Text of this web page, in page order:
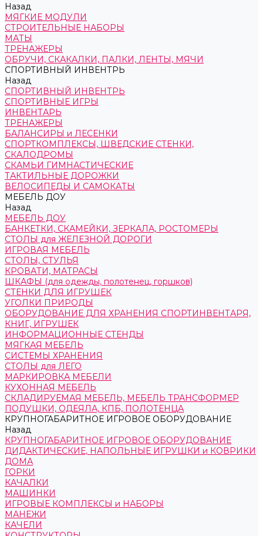
Назад
МЯГКИЕ МОДУЛИ
СТРОИТЕЛЬНЫЕ НАБОРЫ
МАТЫ
ТРЕНАЖЕРЫ
ОБРУЧИ, СКАКАЛКИ, ПАЛКИ, ЛЕНТЫ, МЯЧИ
СПОРТИВНЫЙ ИНВЕНТРЬ
Назад
СПОРТИВНЫЙ ИНВЕНТРЬ
СПОРТИВНЫЕ ИГРЫ
ИНВЕНТАРЬ
ТРЕНАЖЕРЫ
БАЛАНСИРЫ и ЛЕСЕНКИ
СПОРТКОМПЛЕКСЫ, ШВЕДСКИЕ СТЕНКИ,
СКАЛОДРОМЫ
СКАМЬИ ГИМНАСТИЧЕСКИЕ
ТАКТИЛЬНЫЕ ДОРОЖКИ
ВЕЛОСИПЕДЫ И САМОКАТЫ
МЕБЕЛЬ ДОУ
Назад
МЕБЕЛЬ ДОУ
БАНКЕТКИ, СКАМЕЙКИ, ЗЕРКАЛА, РОСТОМЕРЫ
СТОЛЫ для ЖЕЛЕЗНОЙ ДОРОГИ
ИГРОВАЯ МЕБЕЛЬ
СТОЛЫ, СТУЛЬЯ
КРОВАТИ, МАТРАСЫ
ШКАФЫ (для одежды, полотенец, горшков)
СТЕНКИ ДЛЯ ИГРУШЕК
УГОЛКИ ПРИРОДЫ
ОБОРУДОВАНИЕ ДЛЯ ХРАНЕНИЯ СПОРТИНВЕНТАРЯ,
КНИГ, ИГРУШЕК
ИНФОРМАЦИОННЫЕ СТЕНДЫ
МЯГКАЯ МЕБЕЛЬ
СИСТЕМЫ ХРАНЕНИЯ
СТОЛЫ для ЛЕГО
МАРКИРОВКА МЕБЕЛИ
КУХОННАЯ МЕБЕЛЬ
СКЛАДИРУЕМАЯ МЕБЕЛЬ, МЕБЕЛЬ ТРАНСФОРМЕР
ПОДУШКИ, ОДЕЯЛА, КПБ, ПОЛОТЕНЦА
КРУПНОГАБАРИТНОЕ ИГРОВОЕ ОБОРУДОВАНИЕ
Назад
КРУПНОГАБАРИТНОЕ ИГРОВОЕ ОБОРУДОВАНИЕ
ДИДАКТИЧЕСКИЕ, НАПОЛЬНЫЕ ИГРУШКИ и КОВРИКИ
ДОМА
ГОРКИ
КАЧАЛКИ
МАШИНКИ
ИГРОВЫЕ КОМПЛЕКСЫ и НАБОРЫ
МАНЕЖИ
КАЧЕЛИ